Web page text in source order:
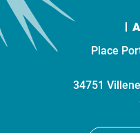
Place
34751